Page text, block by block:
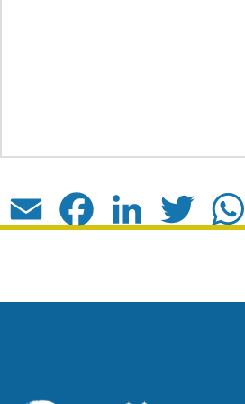
Email FacebookLinkedIn Twitter